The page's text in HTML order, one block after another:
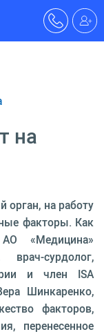
на
орган, на работу
факторы. Как
АО «Медицина»
сурдолог,
и член ISA
Шинкаренко,
факторов,
перенесенное